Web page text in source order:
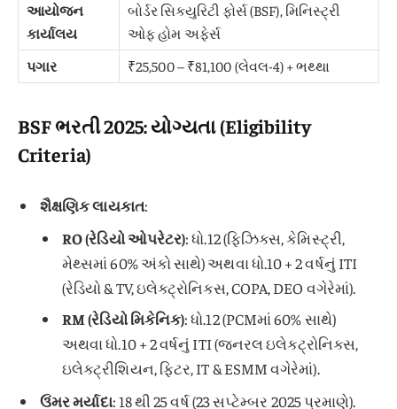
આયોજન
કાર્યાલય
બોર્ડર સિક્યુરિટી ફોર્સ (BSF), મિનિસ્ટ્રી
ઓફ હોમ અફેર્સ
પગાર
₹25,500 – ₹81,100 (લેવલ-4) + ભથ્થા
BSF ભરતી 2025: યોગ્યતા (Eligibility
Criteria)
શૈક્ષણિક લાયકાત:
RO (રેડિયો ઓપરેટર): ધો.12 (ફિઝિક્સ, કેમિસ્ટ્રી,
મેથ્સમાં 60% અંકો સાથે) અથવા ધો.10 + 2 વર્ષનું ITI
(રેડિયો & TV, ઇલેક્ટ્રોનિક્સ, COPA, DEO વગેરેમાં).
RM (રેડિયો મિકેનિક): ધો.12 (PCMમાં 60% સાથે)
અથવા ધો.10 + 2 વર્ષનું ITI (જનરલ ઇલેક્ટ્રોનિક્સ,
ઇલેક્ટ્રીશિયન, ફિટર, IT & ESMM વગેરેમાં).
ઉંમર મર્યાદા: 18 થી 25 વર્ષ (23 સપ્ટેમ્બર 2025 પ્રમાણે).